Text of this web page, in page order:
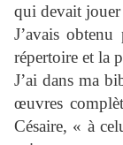
qui devait
J’avais
répertoire et la
J’ai dans ma
œuvres
Césaire, « à